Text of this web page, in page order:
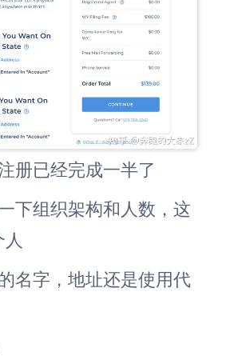
册已经完成一半了
下组织架构和人数，这
名字，地址还是使用代